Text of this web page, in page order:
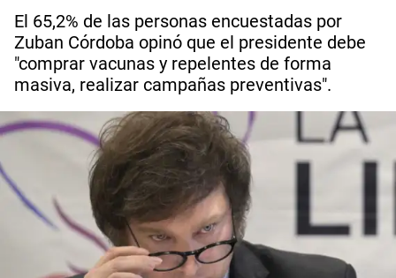
El 65,2% de las personas encuestadas por
Zuban Córdoba opinó que el presidente debe
"comprar vacunas y repelentes de forma
masiva, realizar campañas preventivas".